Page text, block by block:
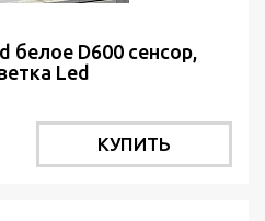
белое D600 сенсор,
Led
КУПИТЬ